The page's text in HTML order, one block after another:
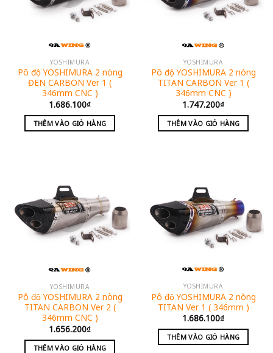
YOSHIMURA
Pô độ YOSHIMURA 2 nòng
ĐEN CARBON Ver 1 (
346mm CNC )
1.686.100₫
THÊM VÀO GIỎ HÀNG
YOSHIMURA
Pô độ YOSHIMURA 2 nòng
TITAN CARBON Ver 1 (
346mm CNC )
1.747.200₫
THÊM VÀO GIỎ HÀNG
YOSHIMURA
Pô độ YOSHIMURA 2 nòng
TITAN CARBON Ver 2 (
346mm CNC )
1.656.200₫
THÊM VÀO GIỎ HÀNG
YOSHIMURA
Pô độ YOSHIMURA 2 nòng
TITAN Ver 1 ( 346mm )
1.686.100₫
THÊM VÀO GIỎ HÀNG